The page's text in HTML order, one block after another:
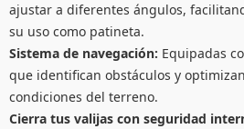
ajustar a diferentes ángulos,
su uso como patineta.
Sistema de navegación: Equipadas
que identifican obstáculos y
condiciones del terreno.
Cierra tus valijas con seguridad